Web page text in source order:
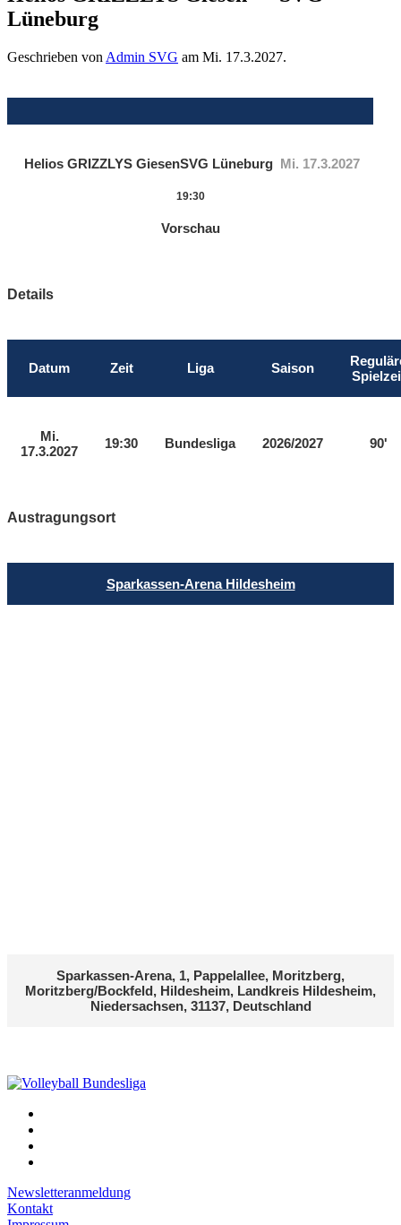
Lüneburg
Geschrieben von Admin SVG am Mi. 17.3.2027.
Helios GRIZZLYS GiesenSVG Lüneburg Mi. 17.3.2027
19:30
Vorschau
Details
Datum Zeit Liga Saison
Mi.
17.3.2027
19:30 Bundesliga 2026/2027 90'
Austragungsort
Sparkassen-Arena Hildesheim
Sparkassen-Arena, 1, Pappelallee, Moritzberg,
Moritzberg/Bockfeld, Hildesheim, Landkreis Hildesheim,
Niedersachsen, 31137, Deutschland
Newsletteranmeldung
Kontakt